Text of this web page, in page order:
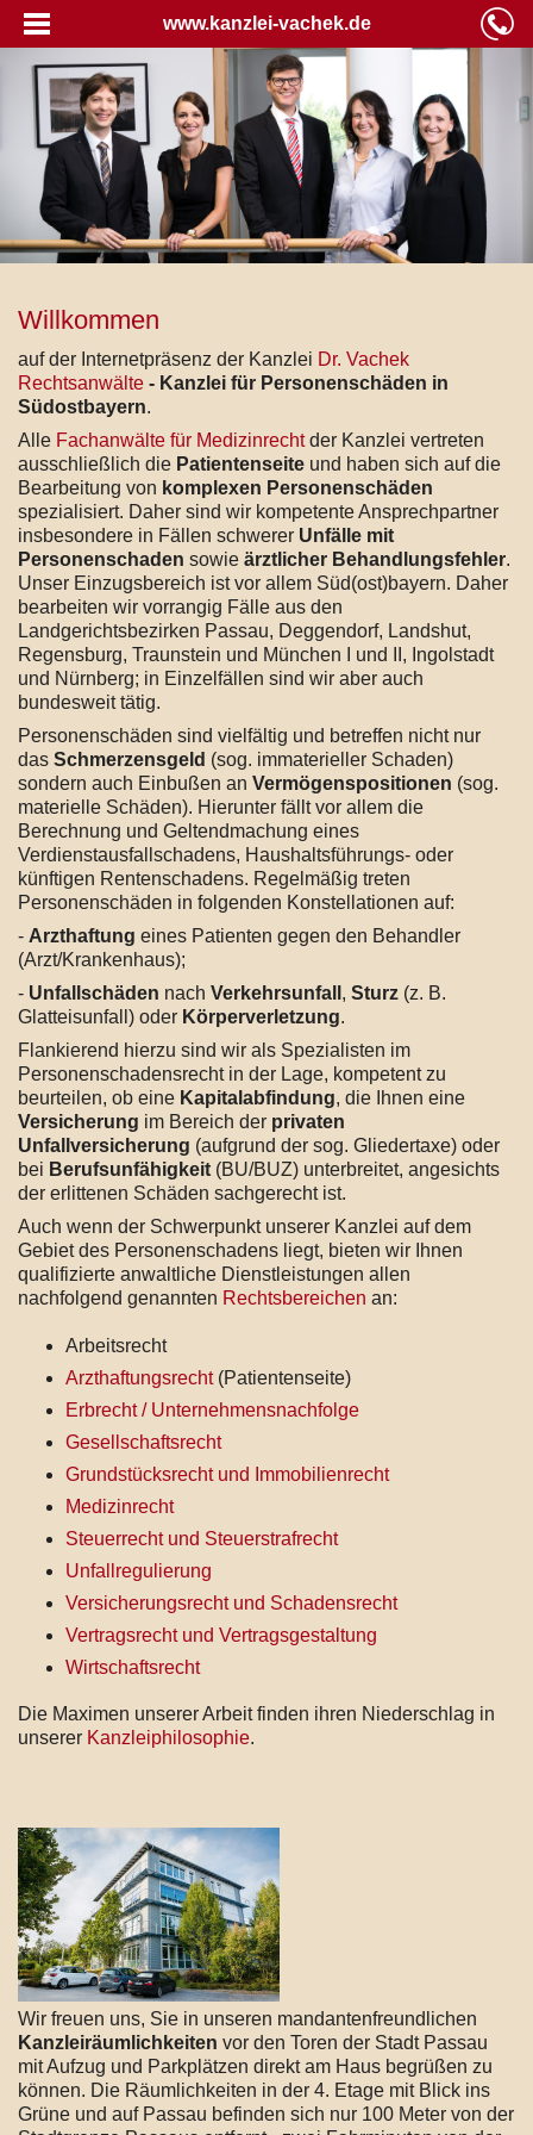
www.kanzlei-vachek.de
Willkommen
auf der Internetpräsenz der Kanzlei Dr. Vachek
Rechtsanwälte - Kanzlei für Personenschäden in
Südostbayern.
Alle Fachanwälte für Medizinrechtder Kanzlei vertreten
ausschließlich die Patientenseite und haben sich auf die
Bearbeitung von komplexen Personenschäden
spezialisiert. Daher sind wir kompetente Ansprechpartner
insbesondere in Fällen schwerer Unfälle mit
Personenschaden sowie ärztlicher Behandlungsfehler.
Unser Einzugsbereich ist vor allem Süd(ost)bayern. Daher
bearbeiten wir vorrangig Fälle aus den
Landgerichtsbezirken Passau, Deggendorf, Landshut,
Regensburg, Traunstein und München I und II, Ingolstadt
und Nürnberg; in Einzelfällen sind wir aber auch
bundesweit tätig.
Personenschäden sind vielfältig und betreffen nicht nur
das Schmerzensgeld (sog. immaterieller Schaden)
sondern auch Einbußen an Vermögenspositionen (sog.
materielle Schäden). Hierunter fällt vor allem die
Berechnung und Geltendmachung eines
Verdienstausfallschadens, Haushaltsführungs- oder
künftigen Rentenschadens. Regelmäßig treten
Personenschäden in folgenden Konstellationen auf:
- Arzthaftung eines Patienten gegen den Behandler
(Arzt/Krankenhaus);
- Unfallschäden nach Verkehrsunfall , Sturz (z. B.
Glatteisunfall) oder Körperverletzung.
Flankierend hierzu sind wir als Spezialisten im
Personenschadensrecht in der Lage, kompetent zu
beurteilen, ob eine Kapitalabfindung, die Ihnen eine
Versicherung im Bereich der privaten
Unfallversicherung (aufgrund der sog. Gliedertaxe) oder
bei Berufsunfähigkeit (BU/BUZ) unterbreitet, angesichts
der erlittenen Schäden sachgerecht ist.
Auch wenn der Schwerpunkt unserer Kanzlei auf dem
Gebiet des Personenschadens liegt, bieten wir Ihnen
qualifizierte anwaltliche Dienstleistungen allen
nachfolgend genannten Rechtsbereichen an:
Arbeitsrecht
Arzthaftungsrecht(Patientenseite)
Erbrecht / Unternehmensnachfolge
Gesellschaftsrecht
Grundstücksrecht und Immobilienrecht
Medizinrecht
Steuerrecht und Steuerstrafrecht
Unfallregulierung
Versicherungsrecht und Schadensrecht
Vertragsrecht und Vertragsgestaltung
Wirtschaftsrecht
Die Maximen unserer Arbeit finden ihren Niederschlag in
unserer Kanzleiphilosophie.
Wir freuen uns, Sie in unseren mandantenfreundlichen
Kanzleiräumlichkeiten vor den Toren der Stadt Passau
mit Aufzug und Parkplätzen direkt am Haus begrüßen zu
können. Die Räumlichkeiten in der 4. Etage mit Blick ins
Grüne und auf Passau befinden sich nur 100 Meter von der